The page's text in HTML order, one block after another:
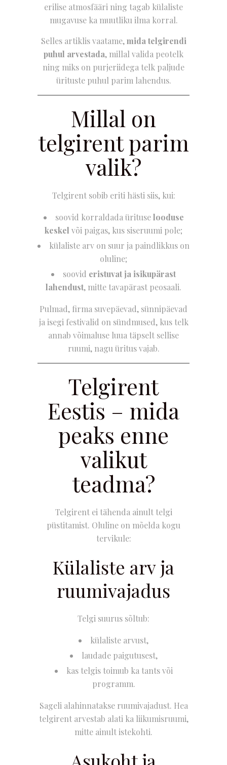
erilise atmosfääri ning tagab külaliste
mugavuse ka muutliku ilma korral.
Selles artiklis vaatame, mida telgirendi
puhul arvestada, millal valida peotelk
ning miks on purjeriidega telk paljude
ürituste puhul parim lahendus.
Millal on
telgirent parim
valik?
Telgirent sobib eriti hästi siis, kui:
soovid korraldada ürituselooduse
keskel või paigas, kus siseruumi pole;
külaliste arv on suur ja paindlikkus on
oluline;
soovid eristuvat ja isikupärast
lahendust, mitte tavapärast peosaali.
Pulmad, firma suvepäevad, sünnipäevad
ja isegi festivalid on sündmused, kus telk
annab võimaluse luua täpselt sellise
ruumi, nagu üritus vajab.
Telgirent
Eestis – mida
peaks enne
valikut
teadma?
Telgirent ei tähenda ainult telgi
püstitamist. Oluline on mõelda kogu
tervikule:
Külaliste arv ja
ruumivajadus
Telgi suurus sõltub:
külaliste arvust,
laudade paigutusest,
kas telgis toimub ka tants või
programm.
Sageli alahinnatakse ruumivajadust. Hea
telgirent arvestab alati ka liikumisruumi,
mitte ainult istekohti.